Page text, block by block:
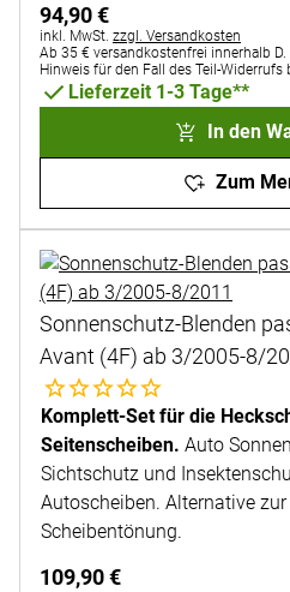
94,90€
Steuerhinweis:
inkl. MwSt. zzgl. Versandkosten
Ab 35 € versandkostenfrei innerhalb D.
Hinweis für den Fall des Teil-Widerrufs
Lieferzeit 1-3 Tage**
In den
Zum
Sonnenschutz-Blenden
Avant (4F) ab 3/2005-8/
Noch keine Bewertungen
Komplett-Set für die
Seitenscheiben. Auto
Sichtschutz und
Autoscheiben. Alternative
Scheibentönung.
109,90€